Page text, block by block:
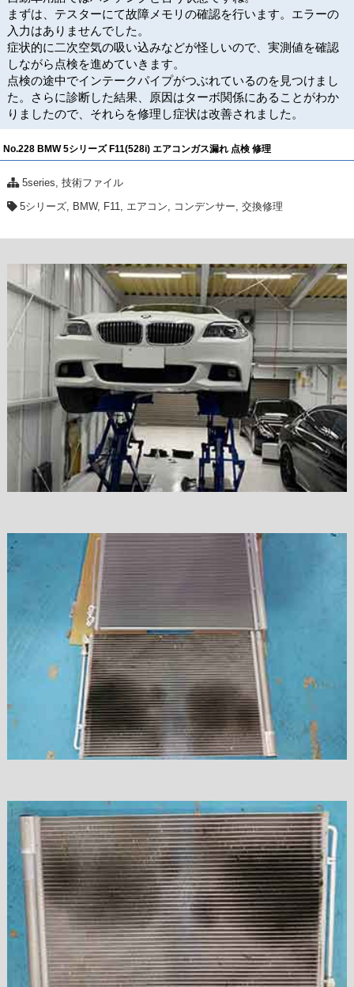
まずは、テスターにて故障メモリの確認を行います。エラーの
入力はありませんでした。
症状的に二次空気の吸い込みなどが怪しいので、実測値を確認
しながら点検を進めていきます。
点検の途中でインテークパイプがつぶれているのを見つけまし
た。さらに診断した結果、原因はターボ関係にあることがわか
りましたので、それらを修理し症状は改善されました。
No.228 BMW 5シリーズ F11(528i) エアコンガス漏れ 点検 修理
5series,技術ファイル
5シリーズ
BMW, F11 エアコン コンデンサー ,交換修理